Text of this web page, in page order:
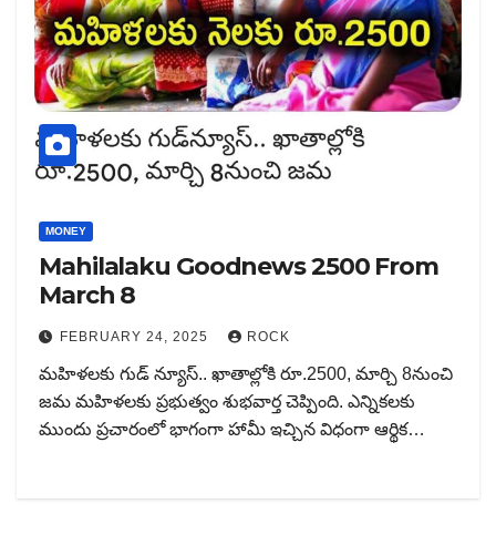
MONEY
Mahilalaku Goodnews 2500 From
March 8
FEBRUARY 24, 2025 ROCK
మహిళలకు గుడ్ న్యూస్.. ఖాతాల్లోకి రూ.2500, మార్చి 8నుంచి
జమ మహిళలకు ప్రభుత్వం శుభవార్త చెప్పింది. ఎన్నికలకు
ముందు ప్రచారంలో భాగంగా హామీ ఇచ్చిన విధంగా ఆర్థిక…